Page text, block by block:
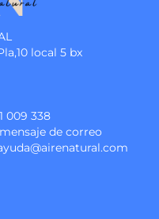
local 5 bx
009 338
de correo